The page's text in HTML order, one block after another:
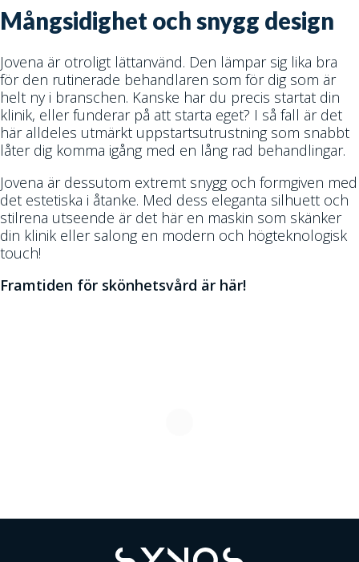
Mångsidighet och snygg design
Jovena är otroligt lättanvänd. Den lämpar sig lika bra
för den rutinerade behandlaren som för dig som är
helt ny i branschen. Kanske har du precis startat din
klinik, eller funderar på att starta eget? I så fall är det
här alldeles utmärkt uppstartsutrustning som snabbt
låter dig komma igång med en lång rad behandlingar.
Jovena är dessutom extremt snygg och formgiven med
det estetiska i åtanke. Med dess eleganta silhuett och
stilrena utseende är det här en maskin som skänker
din klinik eller salong en modern och högteknologisk
touch!
Framtiden för skönhetsvård är här!